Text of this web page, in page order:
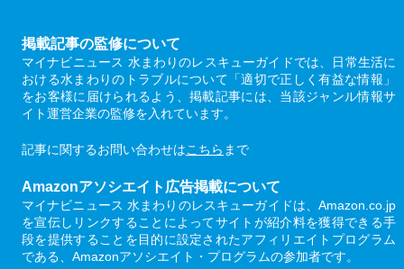
掲載記事の監修について
マイナビニュース 水まわりのレスキューガイドでは、日常生活に
おける水まわりのトラブルについて「適切で正しく有益な情報」
をお客様に届けられるよう、掲載記事には、当該ジャンル情報サ
イト運営企業の監修を入れています。
記事に関するお問い合わせはこちら まで
Amazonアソシエイト広告掲載について
マイナビニュース 水まわりのレスキューガイドは、Amazon.co.jp
を宣伝しリンクすることによってサイトが紹介料を獲得できる手
段を提供することを目的に設定されたアフィリエイトプログラム
である、Amazonアソシエイト・プログラムの参加者です。